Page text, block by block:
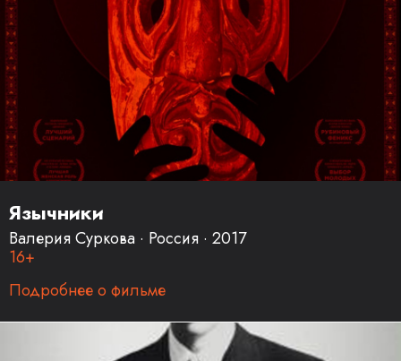
Язычники
Валерия Суркова · Россия · 2017
16+
Подробнее о фильме